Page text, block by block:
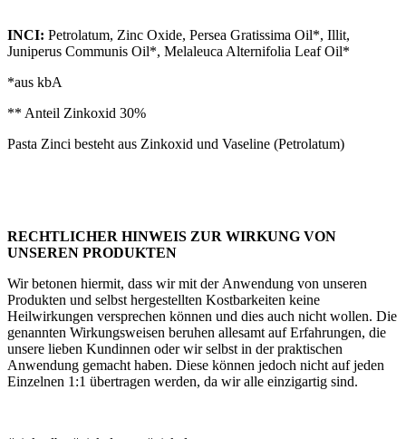
INCI: Petrolatum, Zinc Oxide, Persea Gratissima Oil*, Illit,
Juniperus Communis Oil*, Melaleuca Alternifolia Leaf Oil*
*aus kbA
** Anteil Zinkoxid 30%
Pasta Zinci besteht aus Zinkoxid und Vaseline (Petrolatum)
RECHTLICHER HINWEIS ZUR WIRKUNG VON
UNSEREN PRODUKTEN
Wir betonen hiermit, dass wir mit der Anwendung von unseren
Produkten und selbst hergestellten Kostbarkeiten keine
Heilwirkungen versprechen können und dies auch nicht wollen. Die
genannten Wirkungsweisen beruhen allesamt auf Erfahrungen, die
unsere lieben Kundinnen oder wir selbst in der praktischen
Anwendung gemacht haben. Diese können jedoch nicht auf jeden
Einzelnen 1:1 übertragen werden, da wir alle einzigartig sind.